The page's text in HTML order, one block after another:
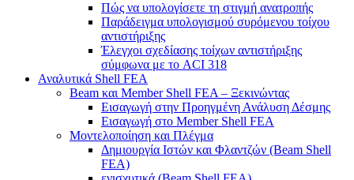
Πώς να υπολογίσετε τη στιγμή ανατροπής
Παράδειγμα υπολογισμού συρόμενου τοίχου
αντιστήριξης
Έλεγχοι σχεδίασης τοίχων αντιστήριξης
σύμφωνα με το ACI 318
Αναλυτικά Shell FEA
Beam και Member Shell FEA – Ξεκινώντας
Εισαγωγή στην Προηγμένη Ανάλυση Δέσμης
Εισαγωγή στο Member Shell FEA
Μοντελοποίηση και Πλέγμα
Δημιουργία Ιστών και Φλαντζών (Beam Shell
FEA)